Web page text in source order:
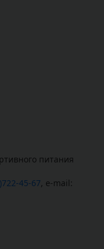
питания
45-67, e-mail: